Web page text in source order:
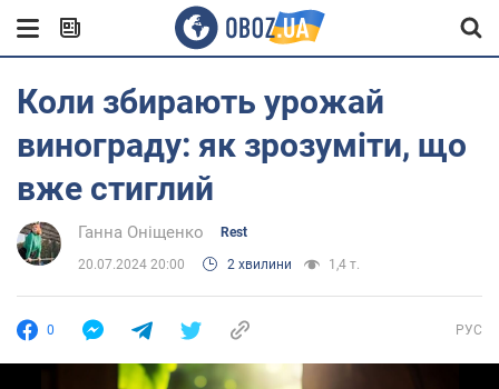
Коли збирають урожай
винограду: як зрозуміти, що
вже стиглий
Ганна Оніщенко Rest
20.07.2024 20:00 2 хвилини 1,4 т.
0 РУС